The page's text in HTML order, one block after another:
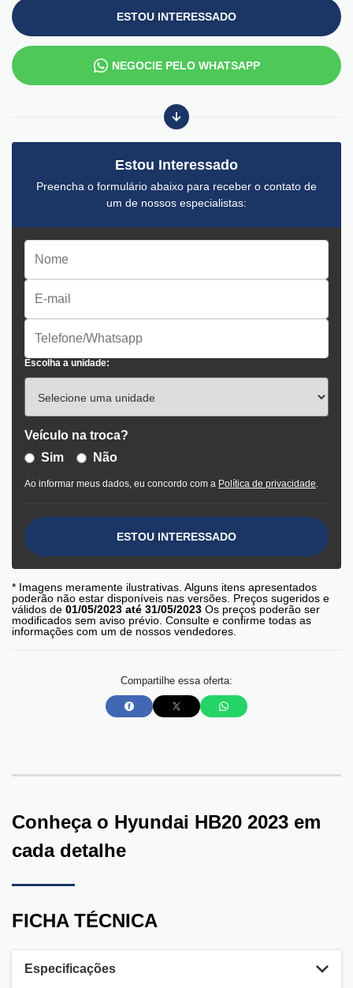
ESTOU INTERESSADO
NEGOCIE PELO WHATSAPP
Estou Interessado
Preencha o formulário abaixo para receber o contato de
um de nossos especialistas:
Escolha a unidade:
Veículo na troca?
Sim
Não
Ao informar meus dados, eu concordo com a Política de privacidade.
ESTOU INTERESSADO
* Imagens meramente ilustrativas. Alguns itens apresentados
poderão não estar disponíveis nas versões. Preços sugeridos e
válidos de 01/05/2023 até 31/05/2023 Os preços poderão ser
modificados sem aviso prévio. Consulte e confirme todas as
informações com um de nossos vendedores.
Compartilhe essa oferta:
Conheça o Hyundai HB20 2023 em
cada detalhe
FICHA TÉCNICA
Especificações